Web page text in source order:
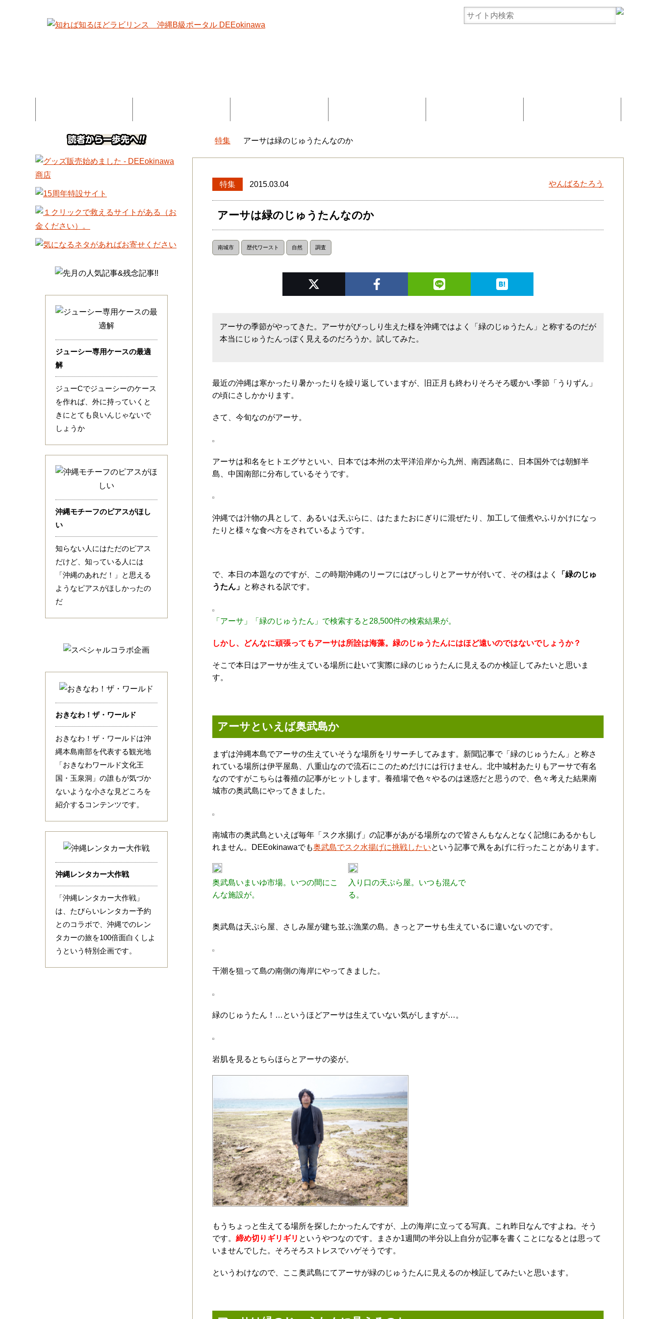
DEEokinawaトップ
特集 アーサは緑のじゅうたんなのか
特集 2015.03.04 やんばるたろう
アーサは緑のじゅうたんなのか
南城市 歴代ワースト 自然 調査
アーサの季節がやってきた。アーサがびっしり生えた様を沖縄ではよく「緑のじゅうたん」と称するのだが
本当にじゅうたんっぽく見えるのだろうか。試してみた。
最近の沖縄は寒かったり暑かったりを繰り返していますが、旧正月も終わりそろそろ暖かい季節「うりずん」
の頃にさしかかります。
さて、今旬なのがアーサ。
アーサは和名をヒトエグサといい、日本では本州の太平洋沿岸から九州、南西諸島に、日本国外では朝鮮半
島、中国南部に分布しているそうです。
沖縄では汁物の具として、あるいは天ぷらに、はたまたおにぎりに混ぜたり、加工して佃煮やふりかけになっ
たりと様々な食べ方をされているようです。
で、本日の本題なのですが、この時期沖縄のリーフにはびっしりとアーサが付いて、その様はよく
「緑のじゅ
うたん」 と称される訳です。
「アーサ」「緑のじゅうたん」で検索すると28,500件の検索結果が。
しかし、どんなに頑張ってもアーサは所詮は海藻。緑のじゅうたんにはほど遠いのではないでしょうか？
そこで本日はアーサが生えている場所に赴いて実際に緑のじゅうたんに見えるのか検証してみたいと思いま
す。
アーサといえば奥武島か
まずは沖縄本島でアーサの生えていそうな場所をリサーチしてみます。新聞記事で「緑のじゅうたん」と称さ
れている場所は伊平屋島、八重山なので流石にこのためだけには行けません。北中城村あたりもアーサで有名
なのですがこちらは養殖の記事がヒットします。養殖場で色々やるのは迷惑だと思うので、色々考えた結果南
城市の奥武島にやってきました。
南城市の奥武島といえば毎年「スク水揚げ」の記事があがる場所なので皆さんもなんとなく記憶にあるかもし
れません。DEEokinawaでも奥武島でスク水揚げに挑戦したいという記事で凧をあげに行ったことがあります。
奥武島いまいゆ市場。いつの間にこ
んな施設が。
入り口の天ぷら屋。いつも混んで
る。
奥武島は天ぷら屋、さしみ屋が建ち並ぶ漁業の島。きっとアーサも生えているに違いないのです。
干潮を狙って島の南側の海岸にやってきました。
緑のじゅうたん！…というほどアーサは生えていない気がしますが…。
岩肌を見るとちらほらとアーサの姿が。
もうちょっと生えてる場所を探したかったんですが、上の海岸に立ってる写真。これ昨日なんですよね。そう
です。締め切りギリギリ というやつなのです。まさか1週間の半分以上自分が記事を書くことになるとは思って
いませんでした。そろそろストレスでハゲそうです。
というわけなので、ここ奥武島にてアーサが緑のじゅうたんに見えるのか検証してみたいと思います。
ジューシー専用ケースの最適
解
ジューCでジューシーのケース
を作れば、外に持っていくと
きにとても良いんじゃないで
しょうか
沖縄モチーフのピアスがほし
い
知らない人にはただのピアス
だけど、知っている人には
「沖縄のあれだ！」と思える
ようなピアスがほしかったの
だ
おきなわ！ザ・ワールド
おきなわ！ザ・ワールドは沖
縄本島南部を代表する観光地
「おきなわワールド文化王
国・玉泉洞」の誰もが気づか
ないような小さな見どころを
紹介するコンテンツです。
沖縄レンタカー大作戦
「沖縄レンタカー大作戦」
は、たびらいレンタカー予約
とのコラボで、沖縄でのレン
タカーの旅を100倍面白くしよ
うという特別企画です。